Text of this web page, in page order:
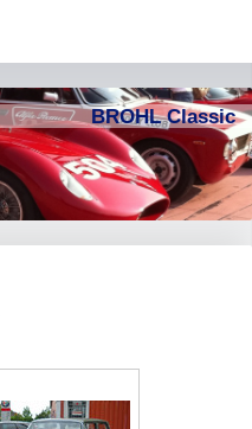
BROHL Classic